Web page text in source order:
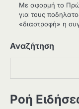
Με αφορμή το
για τους
«διαστροφή» η
Αναζήτηση
Ροή